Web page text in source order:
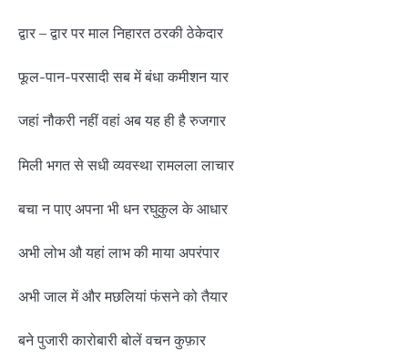
द्वार – द्वार पर माल निहारत ठरकी ठेकेदार
फूल-पान-परसादी सब में बंधा कमीशन यार
जहां नौकरी नहीं वहां अब यह ही है रुजगार
मिली भगत से सधी व्यवस्था रामलला लाचार
बचा न पाए अपना भी धन रघुकुल के आधार
अभी लोभ औ यहां लाभ की माया अपरंपार
अभी जाल में और मछलियां फंसने को तैयार
बने पुजारी कारोबारी बोलें वचन कुफ़ार